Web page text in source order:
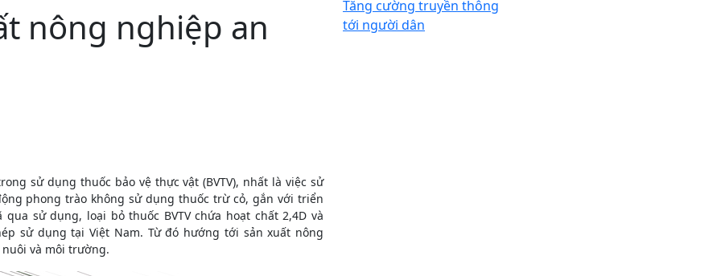
nông nghiệp an
sử dụng thuốc bảo vệ thực vật (BVTV), nhất là việc sử
phong trào không sử dụng thuốc trừ cỏ, gắn với triển
sử dụng, loại bỏ thuốc BVTV chứa hoạt chất 2,4D và
sử dụng tại Việt Nam. Từ đó hướng tới sản xuất nông
và môi trường.
Tăng cường truyền thông
tới người dân